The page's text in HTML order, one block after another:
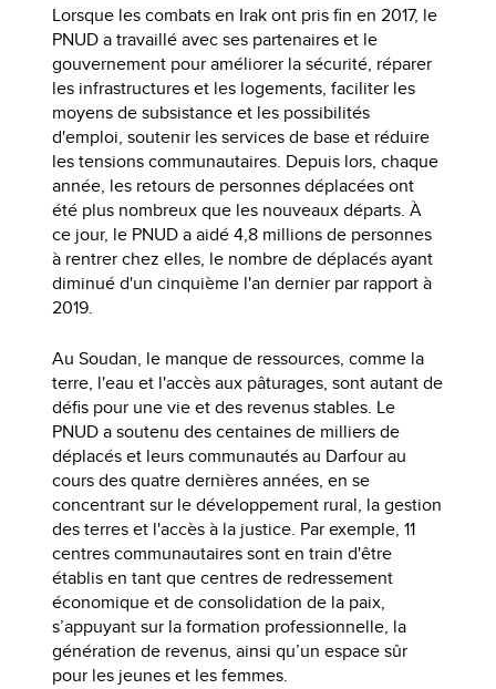
Lorsque les combats en Irak ont pris fin en 2017, le
PNUD a travaillé avec ses partenaires et le
gouvernement pour améliorer la sécurité, réparer
les infrastructures et les logements, faciliter les
moyens de subsistance et les possibilités
d'emploi, soutenir les services de base et réduire
les tensions communautaires. Depuis lors, chaque
année, les retours de personnes déplacées ont
été plus nombreux que les nouveaux départs. À
ce jour, le PNUD a aidé 4,8 millions de personnes
à rentrer chez elles, le nombre de déplacés ayant
diminué d'un cinquième l'an dernier par rapport à
2019.
Au Soudan, le manque de ressources, comme la
terre, l'eau et l'accès aux pâturages, sont autant de
défis pour une vie et des revenus stables. Le
PNUD a soutenu des centaines de milliers de
déplacés et leurs communautés au Darfour au
cours des quatre dernières années, en se
concentrant sur le développement rural, la gestion
des terres et l'accès à la justice. Par exemple, 11
centres communautaires sont en train d'être
établis en tant que centres de redressement
économique et de consolidation de la paix,
s’appuyant sur la formation professionnelle, la
génération de revenus, ainsi qu’un espace sûr
pour les jeunes et les femmes.